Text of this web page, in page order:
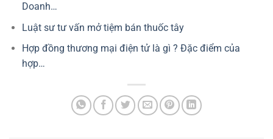
Doanh…
Luật sư tư vấn mở tiệm bán thuốc tây
Hợp đồng thương mại điện tử là gì ? Đặc điểm của
hợp…